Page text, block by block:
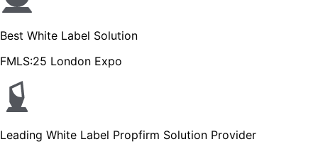
Best White Label Solution
FMLS:25 London Expo
Leading White Label Propfirm Solution Provider